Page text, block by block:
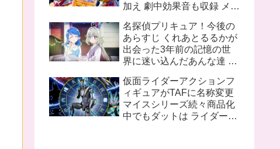
加え 劇中効果音も収録 メタ
感も向上
名探偵プリキュア！今後の
あらすじ くれあとるるかが
出会った3年前の記憶の世
界に迷い込んだあんな達 ロ
務所所長花咲まふるは2人
に名探偵プリキュアになっ
て欲しいと語る
仮面ライダーアクションフ
ィギュアがTAFに名称変更
マイスシリーズ続々商品化
中でもダットは ライダーと